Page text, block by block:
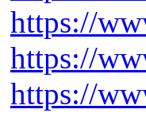
https://
https://
https://